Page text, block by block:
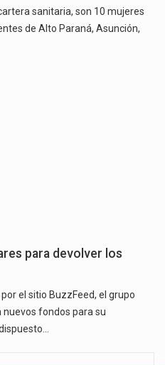
sanitaria, son 10 mujeres
de Alto Paraná, Asunción,
para devolver los
el sitio BuzzFeed, el grupo
fondos para su